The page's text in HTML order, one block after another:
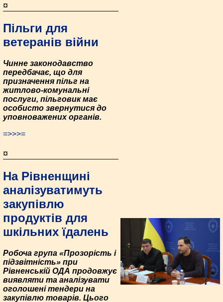
¤
Пільги для
ветеранів війни
Чинне законодавство
передбачає, що для
призначення пільг на
житлово-комунальні
послуги, пільговик має
особисто звернутися до
уповноважених органів.
=>>>=
¤
На Рівненщині
аналізуватимуть
закупівлю
продуктів для
шкільних їдалень
Робоча група «Прозорість і
підзвітність» при
Рівненській ОДА продовжує
виявляти та аналізувати
оголошені тендери на
закупівлю товарів. Цього